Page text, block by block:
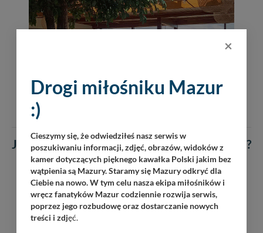
Jak się czujesz po przeczytaniu tego artykułu ?
Głosów: 1
×
Drogi miłośniku Mazur
:)
Cieszymy się, że odwiedziłeś nasz serwis w
poszukiwaniu informacji, zdjęć, obrazów, widoków z
kamer dotyczących pięknego kawałka Polski jakim bez
wątpienia są Mazury. Staramy się Mazury odkryć dla
Ciebie na nowo. W tym celu nasza ekipa miłośników i
wręcz fanatyków Mazur codziennie rozwija serwis,
poprzez jego rozbudowę oraz dostarczanie nowych
treści i zdjęć.